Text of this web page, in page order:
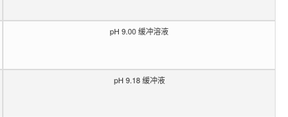
pH 9.00 缓冲溶液
pH 9.18 缓冲液